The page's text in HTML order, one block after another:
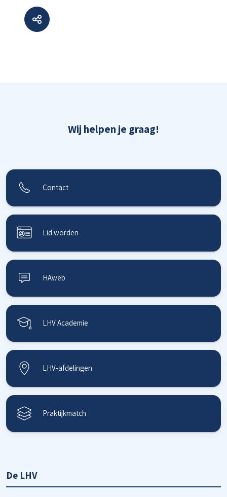
Wij helpen je graag!
Contact
Lid worden
HAweb
LHV Academie
LHV-afdelingen
Praktijkmatch
De LHV